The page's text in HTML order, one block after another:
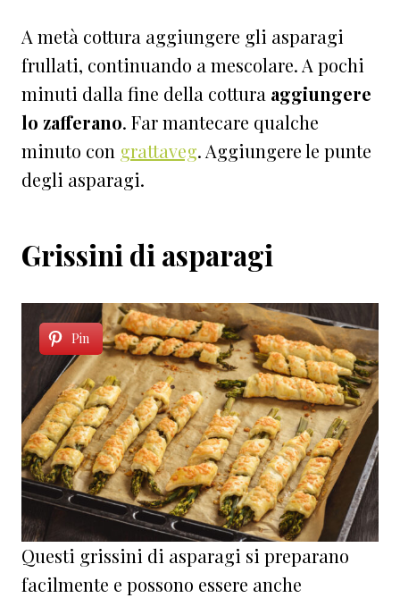
A metà cottura aggiungere gli asparagi
frullati, continuando a mescolare. A pochi
minuti dalla fine della cottura aggiungere
lo zafferano. Far mantecare qualche
minuto con grattaveg. Aggiungere le punte
degli asparagi.
Grissini di asparagi
Pin
Questi grissini di asparagi si preparano
facilmente e possono essere anche